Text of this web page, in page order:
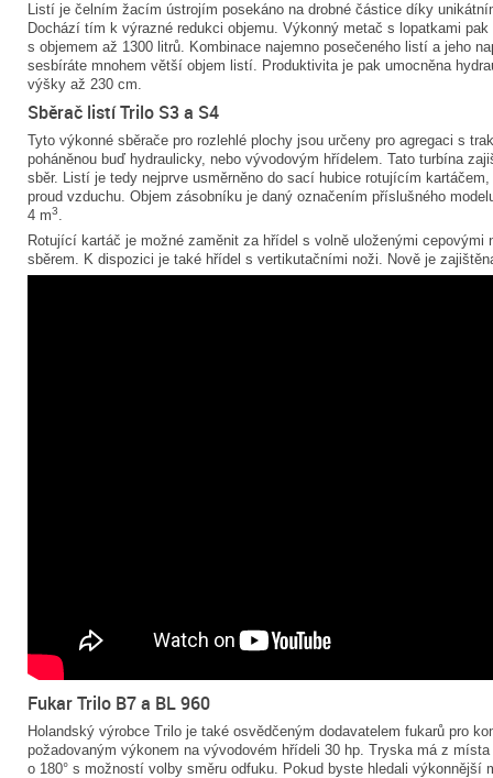
Listí je čelním žacím ústrojím posekáno na drobné částice díky
Dochází tím k výrazné redukci objemu. Výkonný metač s lopatkami
s objemem až 1300 litrů. Kombinace najemno posečeného listí a jeho
sesbíráte mnohem větší objem listí. Produktivita je pak umocněna
výšky až 230 cm.
Sběrač listí Trilo S3 a S4
Tyto výkonné sběrače pro rozlehlé plochy jsou určeny pro agregaci s
poháněnou buď hydraulicky, nebo vývodovým hřídelem. Tato turbína
sběr. Listí je tedy nejprve usměrněno do sací hubice rotujícím
proud vzduchu. Objem zásobníku je daný označením příslušného
4 m3.
Rotující kartáč je možné zaměnit za hřídel s volně uloženými cepovými
sběrem. K dispozici je také hřídel s vertikutačními noži. Nově je
Fukar Trilo B7 a BL 960
Holandský výrobce Trilo je také osvědčeným dodavatelem fukarů pro
požadovaným výkonem na vývodovém hřídeli 30 hp. Tryska má z
o 180° s možností volby směru odfuku. Pokud byste hledali výkonnější